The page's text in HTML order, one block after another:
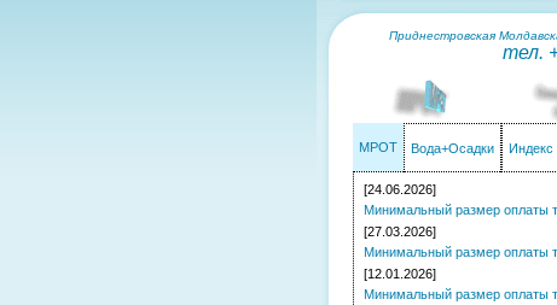
Приднестровская
тел.
МРОТ Вода+Осадки Индекс
[24.06.2026]
Минимальный размер оплаты
[27.03.2026]
Минимальный размер оплаты
[12.01.2026]
Минимальный размер оплаты